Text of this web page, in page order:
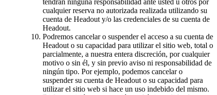
cualquier reserva no autorizada realizada utilizando su
cuenta de Headout y/o las credenciales de su cuenta de
Headout.
Podremos cancelar o suspender el acceso a su cuenta de
Headout o su capacidad para utilizar el sitio web, total o
parcialmente, a nuestra entera discreción, por cualquier
motivo o sin él, y sin previo aviso ni responsabilidad de
ningún tipo. Por ejemplo, podemos cancelar o
suspender su cuenta de Headout o su capacidad para
utilizar el sitio web si hace un uso indebido del mismo.